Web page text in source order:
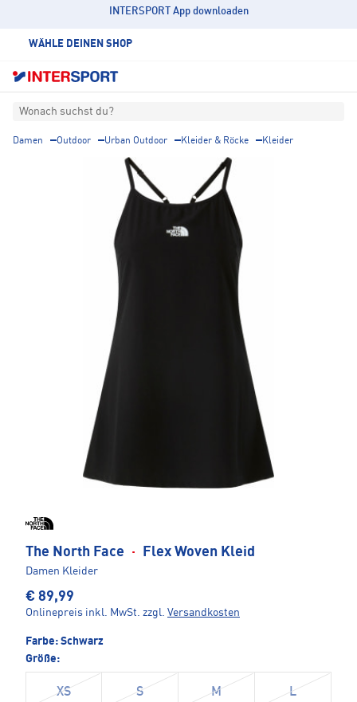
INTERSPORT App downloaden
WÄHLE DEINEN SHOP
Wonach suchst du?
Damen Outdoor Urban Outdoor Kleider & Röcke Kleider
The North Face · Flex Woven Kleid
Damen Kleider
€ 89,99
Onlinepreis inkl. MwSt. zzgl. Versandkosten
Farbe: Schwarz
Größe:
XS S M L